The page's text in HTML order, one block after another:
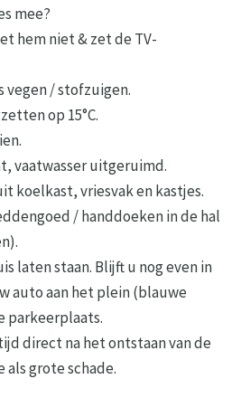
mee?
hem niet & zet de TV-
vegen / stofzuigen.
op 15°C.
vaatwasser uitgeruimd.
koelkast, vriesvak en kastjes.
/ handdoeken in de hal
laten staan. Blijft u nog even in
auto aan het plein (blauwe
parkeerplaats.
direct na het ontstaan van de
als grote schade.